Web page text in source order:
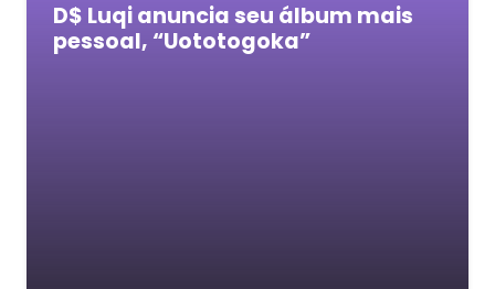
D$ Luqi anuncia seu álbum mais
pessoal, “Uototogoka”